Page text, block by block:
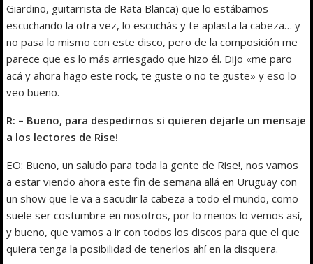
Giardino, guitarrista de Rata Blanca) que lo estábamos
escuchando la otra vez, lo escuchás y te aplasta la cabeza… y
no pasa lo mismo con este disco, pero de la composición me
parece que es lo más arriesgado que hizo él. Dijo «me paro
acá y ahora hago este rock, te guste o no te guste» y eso lo
veo bueno.
R: – Bueno, para despedirnos si quieren dejarle un mensaje
a los lectores de Rise!
EO: Bueno, un saludo para toda la gente de Rise!, nos vamos
a estar viendo ahora este fin de semana allá en Uruguay con
un show que le va a sacudir la cabeza a todo el mundo, como
suele ser costumbre en nosotros, por lo menos lo vemos así,
y bueno, que vamos a ir con todos los discos para que el que
quiera tenga la posibilidad de tenerlos ahí en la disquera.